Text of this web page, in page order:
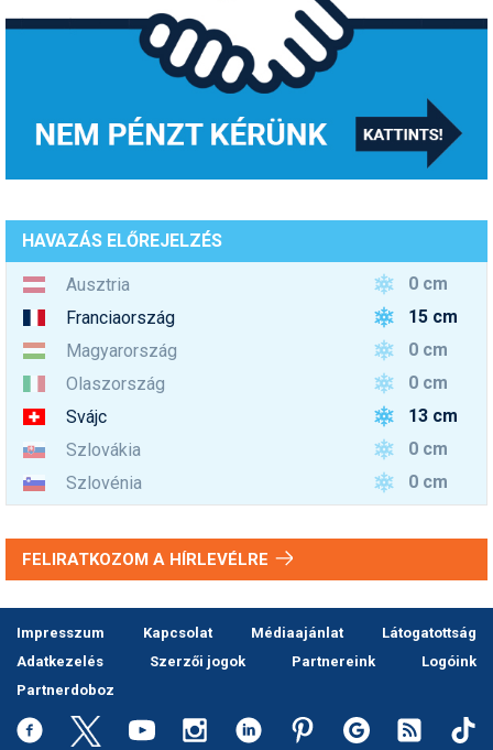
HAVAZÁS ELŐREJELZÉS
Ausztria
0 cm
Franciaország
15 cm
Magyarország
0 cm
Olaszország
0 cm
Svájc
13 cm
Szlovákia
0 cm
Szlovénia
0 cm
FELIRATKOZOM A HÍRLEVÉLRE
Impresszum Kapcsolat Médiaajánlat
Látogatottság
Adatkezelés
Szerzői jogok Partnereink
Logóink
Partnerdoboz